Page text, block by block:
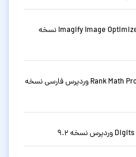
افزونه بهینه سازی تصاویر وردپرس Imagify Image Optimizer نسخه
دانلود افزونه سئو حرفه ای رنک مث Rank Math Pro وردپرس فارسی نسخه